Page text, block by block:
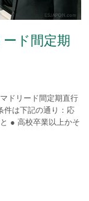
ド間定期
ドリード間定期直行
は下記の通り：応
● 高校卒業以上かそ